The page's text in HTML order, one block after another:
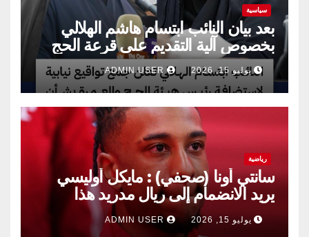
سياسية
بعد بيان النائب ابتسام هاشم الهلالي
بخصوص آلية التقديم على قرعة الحج
يوليو 15, 2026
رياضية
سانتي أونا (صحفي) : مايكل أوليسي
يريد الانضمام إلى ريال مدريد هذا
الصيف.
يوليو 15, 2026 ADMIN USER